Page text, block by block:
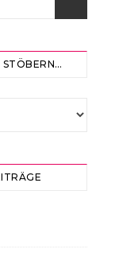
STÖBERN…